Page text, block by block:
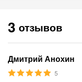
3 отзывов
Дмитрий Анохин
5